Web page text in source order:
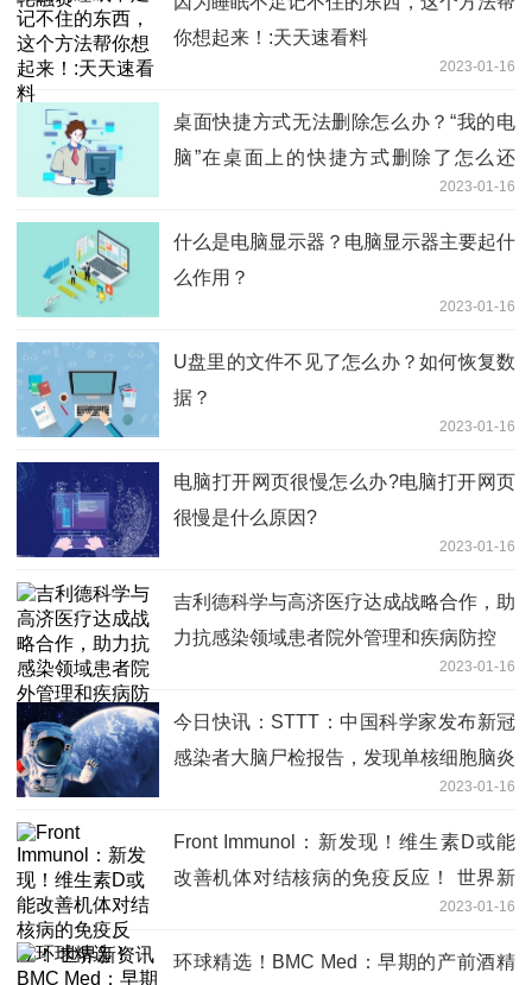
你想起来！:天天速看料
2023-01-16
桌面快捷方式无法删除怎么办？“我的电
脑”在桌面上的快捷方式删除了怎么还
2023-01-16
什么是电脑显示器？电脑显示器主要起什
么作用？
2023-01-16
U盘里的文件不见了怎么办？如何恢复数
据？
2023-01-16
电脑打开网页很慢怎么办?电脑打开网页
很慢是什么原因?
2023-01-16
吉利德科学与高济医疗达成战略合作，助
力抗感染领域患者院外管理和疾病防控
2023-01-16
今日快讯：STTT：中国科学家发布新冠
感染者大脑尸检报告，发现单核细胞脑炎
2023-01-16
Front Immunol：新发现！维生素D或能
改善机体对结核病的免疫反应！ 世界新
2023-01-16
环球精选！BMC Med：早期的产前酒精